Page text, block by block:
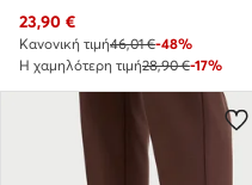
Τρέχουσα τιμή
23,90 €
Κανονική τιμή46,01 €-48%
Η χαμηλότερη τιμή28,90 €-17%